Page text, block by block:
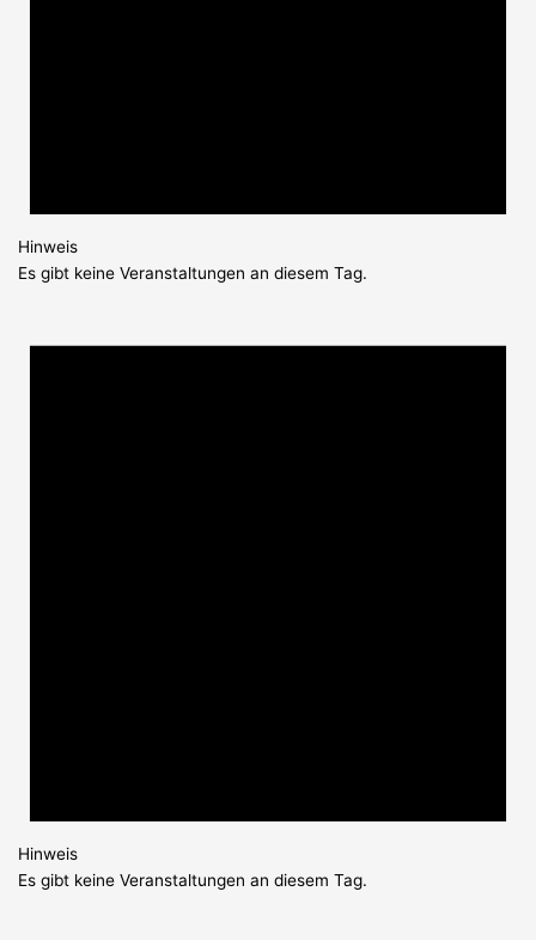
Hinweis
Es gibt keine Veranstaltungen an diesem Tag.
Hinweis
Es gibt keine Veranstaltungen an diesem Tag.